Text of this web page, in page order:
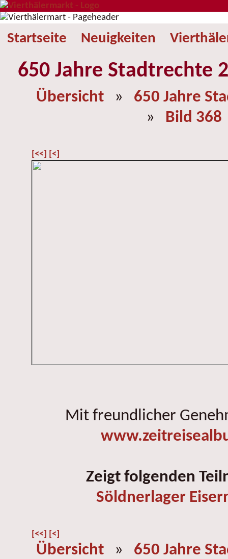
Startseite Neuigkeiten
650 Jahre Stadtrechte
Übersicht » 650 Jahre
» Bild 368
[<<] [<]
Mit freundlicher
Zeigt folgenden
Söldnerlager
[<<] [<]
Übersicht » 650 Jahre